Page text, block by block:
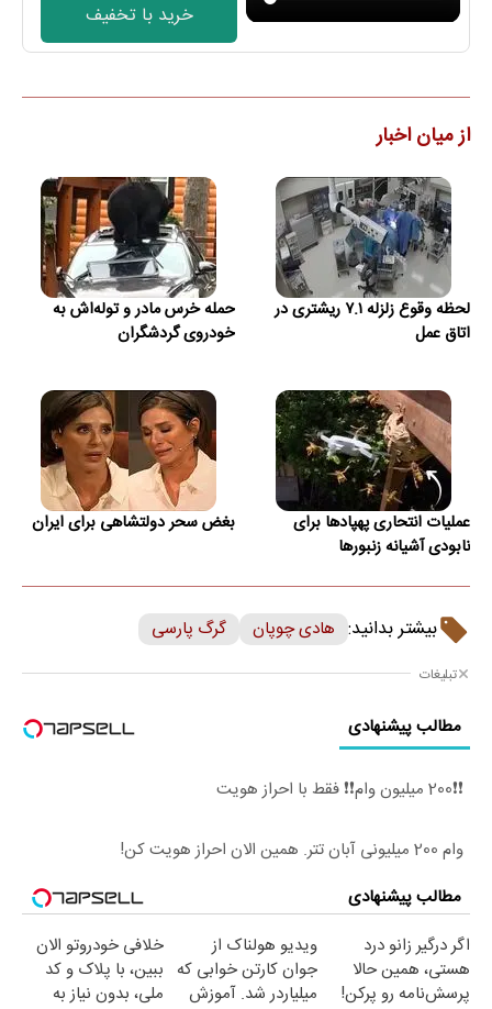
خرید با تخفیف
از میان اخبار
لحظه وقوع زلزله ۷.۱ ریشتری در
اتاق عمل
حمله خرس مادر و توله‌اش به
خودروی گردشگران
عملیات انتحاری پهپادها برای
نابودی آشیانه زنبورها
بغض سحر دولتشاهی برای ایران
بیشتر بدانید: هادی چوپان گرگ پارسی
تبلیغات
مطالب پیشنهادی
❗❗200 میلیون وام❗❗ فقط با احراز هویت
وام 200 میلیونی آبان تتر. همین الان احراز هویت کن!
مطالب پیشنهادی
اگر درگیر زانو درد
هستی، همین حالا
پرسش‌نامه رو پرکن!
ویدیو هولناک از
جوان کارتن خوابی که
میلیاردر شد. آموزش
خلافی خودروتو الان
ببین، با پلاک و کد
ملی، بدون نیاز به